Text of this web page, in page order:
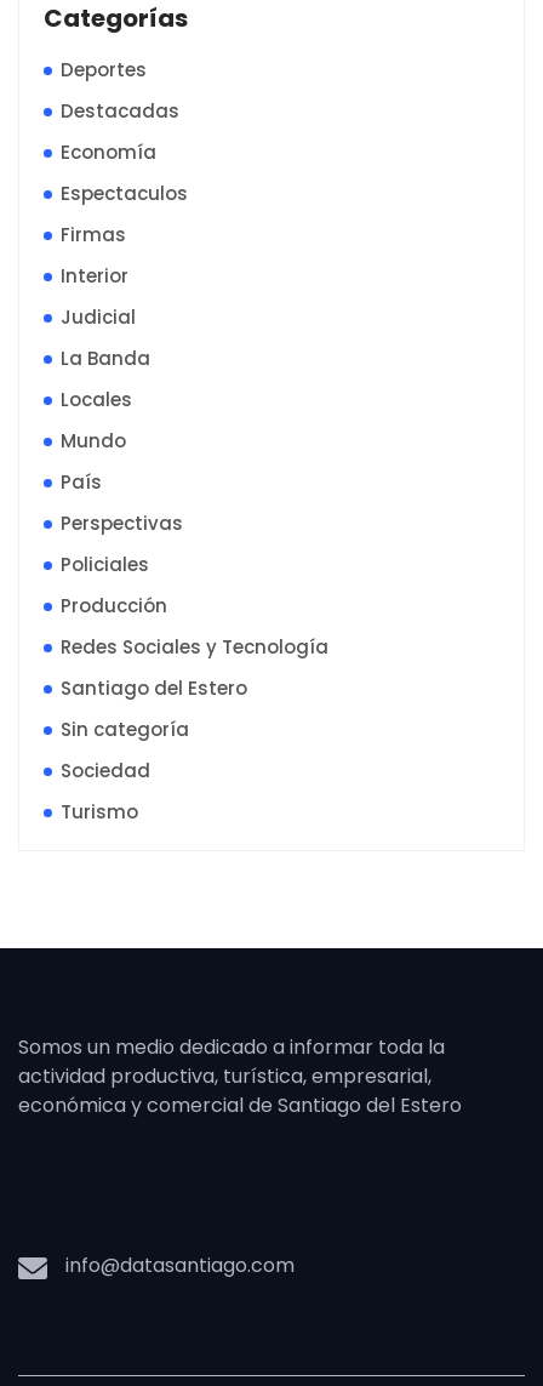
Categorías
Deportes
Destacadas
Economía
Espectaculos
Firmas
Interior
Judicial
La Banda
Locales
Mundo
País
Perspectivas
Policiales
Producción
Redes Sociales y Tecnología
Santiago del Estero
Sin categoría
Sociedad
Turismo
Somos un medio dedicado a informar toda la
actividad productiva, turística, empresarial,
económica y comercial de Santiago del Estero
info@datasantiago.com